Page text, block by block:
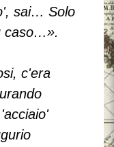
sai… Solo
caso…».
c'era